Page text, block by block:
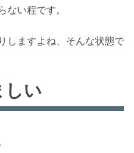
い程です。
しますよね、そんな状態で
しい